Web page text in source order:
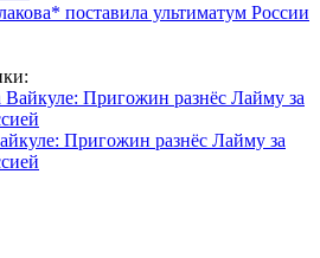
поставила ультиматум России
Пригожин разнёс Лайму за